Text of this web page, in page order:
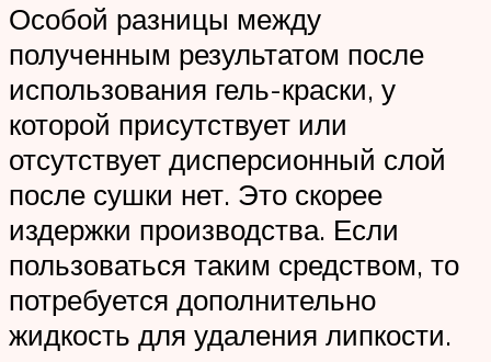
Особой разницы между
полученным результатом после
использования гель-краски, у
которой присутствует или
отсутствует дисперсионный слой
после сушки нет. Это скорее
издержки производства. Если
пользоваться таким средством, то
потребуется дополнительно
жидкость для удаления липкости.